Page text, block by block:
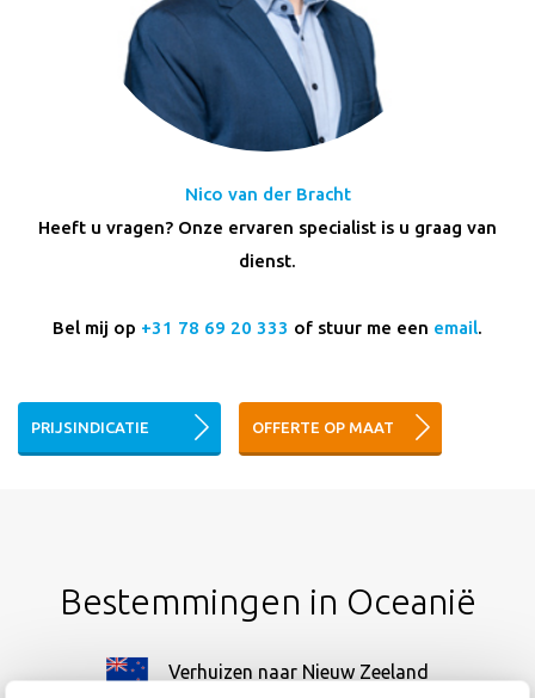
Nico van der Bracht
Heeft u vragen? Onze ervaren specialist is u graag van
dienst.
Bel mij op +31 78 69 20 333 of stuur me een email.
PRIJSINDICATIE OFFERTE OP MAAT
Bestemmingen in Oceanië
Verhuizen naar Nieuw Zeeland